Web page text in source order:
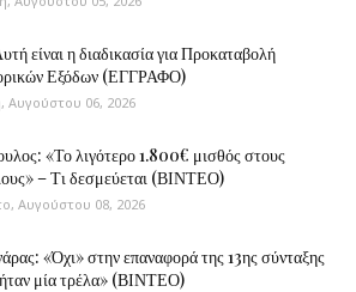
είναι η διαδικασία για Προκαταβολή
Εξόδων (ΕΓΓΡΑΦΟ)
Αυγούστου 06, 2026
«Το λιγότερο 1.800€ μισθός στους
– Τι δεσμεύεται (ΒΙΝΤΕΟ)
Αυγούστου 08, 2026
«Όχι» στην επαναφορά της 13ης σύνταξης
μία τρέλα» (ΒΙΝΤΕΟ)